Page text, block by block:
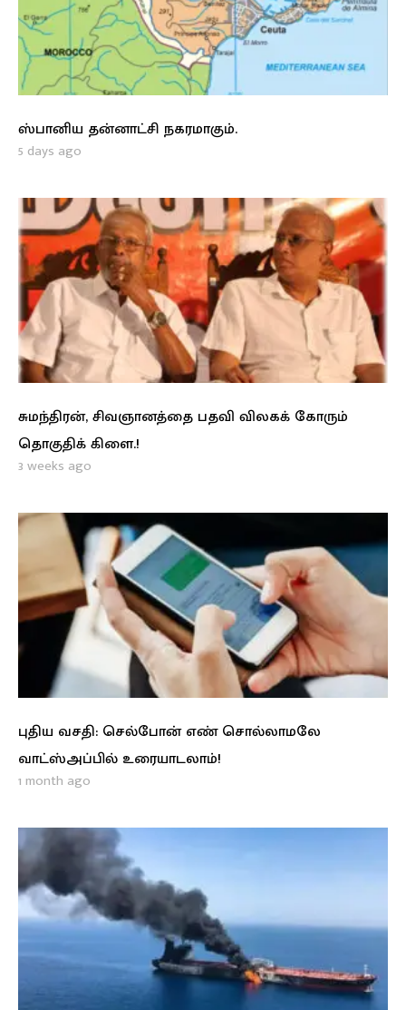
ஸ்பானிய தன்னாட்சி நகரமாகும்.
5 days ago
சுமந்திரன், சிவஞானத்தை பதவி விலகக் கோரும்
தொகுதிக் கிளை.!
3 weeks ago
புதிய வசதி: செல்போன் எண் சொல்லாமலே
வாட்ஸ்அப்பில் உரையாடலாம்!
1 month ago